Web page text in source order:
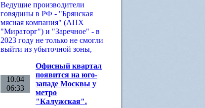
Ведущие производители
говядины в РФ - "Брянская
мясная компания" (АПХ
"Мираторг") и "Заречное" - в
2023 году не только не смогли
выйти из убыточной зоны,
10.04
06:33
Офисный квартал
появится на юго-
западе Москвы у
метро
"Калужская".